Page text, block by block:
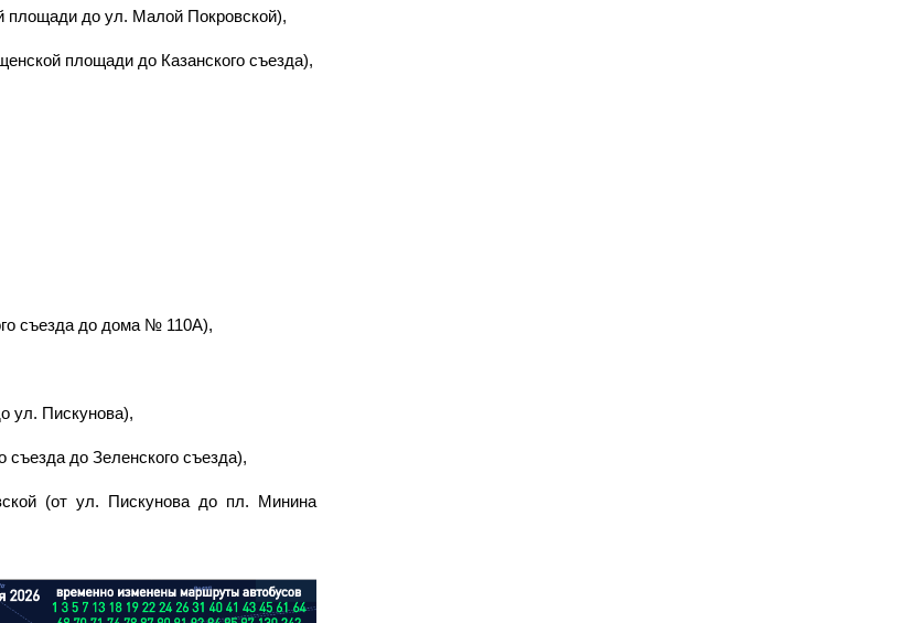
площади до ул. Малой Покровской),
площади до Казанского съезда),
съезда до дома № 110А),
ул. Пискунова),
съезда до Зеленского съезда),
(от ул. Пискунова до пл. Минина